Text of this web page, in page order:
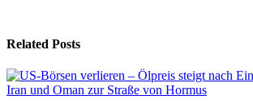
Related Posts